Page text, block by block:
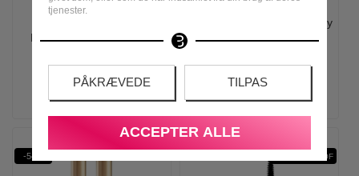
tjenester.
PÅKRÆVEDE TILPAS
ACCEPTER ALLE
Mascara Black 01 - 8 ml
245,00
138,95
LÆG I KURV
Loreal - Julekalender 24 Day
Advent Calendar 2024
1.199,00
LÆG I KURV
-54% WATER PROOF